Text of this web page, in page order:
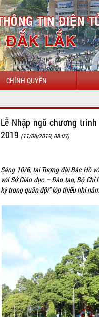
CHÍNH QUYỀN
Lễ Nhập ngũ chương
2019 (11/06/2019, 08:03)
Sáng 10/6, tại Tượng đài Bác Hồ
với Sở Giáo dục – Đào tạo, Bộ
kỳ trong quân đội” lớp thiếu nhi